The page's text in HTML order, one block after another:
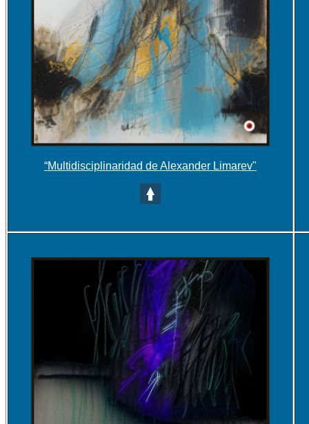
“Multidisciplinaridad de Alexander Limarev"